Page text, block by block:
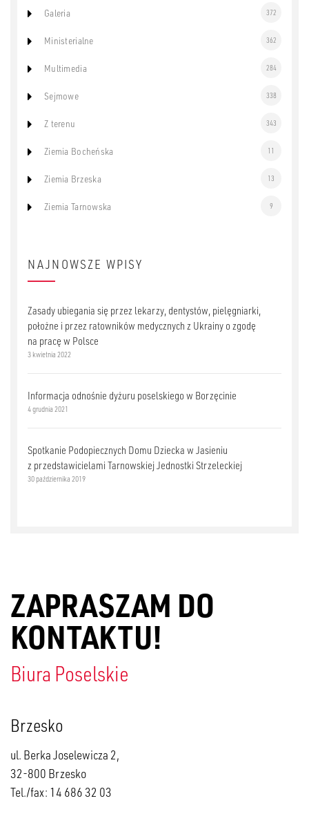
Galeria 372
Ministerialne 362
Multimedia 284
Sejmowe 338
Z terenu 343
Ziemia Bocheńska 11
Ziemia Brzeska 13
Ziemia Tarnowska 9
NAJNOWSZE WPISY
Zasady ubiegania się przez lekarzy, dentystów, pielęgniarki,
położne i przez ratowników medycznych z Ukrainy o zgodę
na pracę w Polsce
3 kwietnia 2022
Informacja odnośnie dyżuru poselskiego w Borzęcinie
4 grudnia 2021
Spotkanie Podopiecznych Domu Dziecka w Jasieniu
z przedstawicielami Tarnowskiej Jednostki Strzeleckiej
30 października 2019
ZAPRASZAM DO
KONTAKTU!
Biura Poselskie
Brzesko
ul. Berka Joselewicza 2,
32-800 Brzesko
Tel./fax: 14 686 32 03